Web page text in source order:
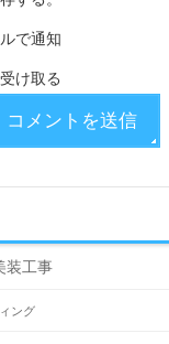
で通知
け取る
装工事
ング